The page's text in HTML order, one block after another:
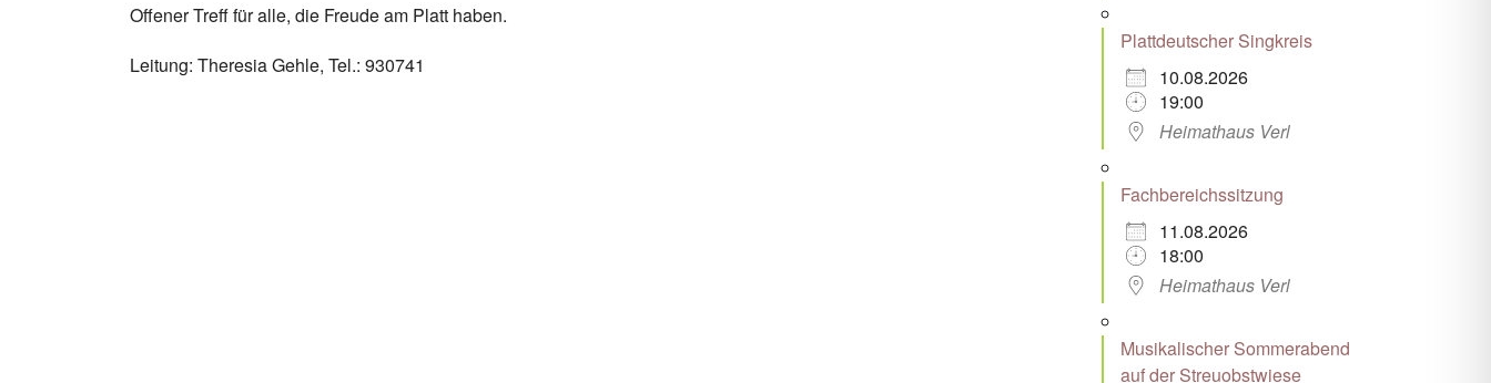
Offener Treff für alle, die Freude am Platt haben.
Leitung: Theresia Gehle, Tel.: 930741
Plattdeutscher Singkreis
10.08.2026
19:00
Heimathaus Verl
Fachbereichssitzung
11.08.2026
18:00
Heimathaus Verl
Musikalischer Sommerabend
auf der Streuobstwiese